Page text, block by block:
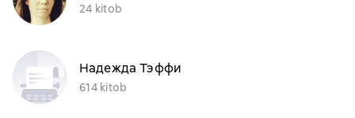
24 kitob
Надежда Тэффи
614 kitob